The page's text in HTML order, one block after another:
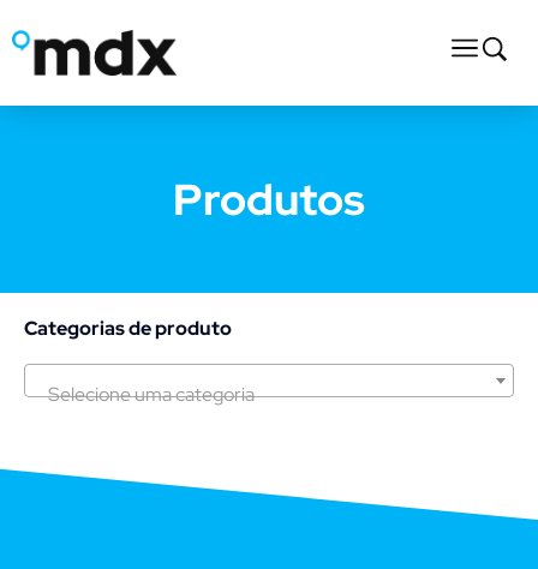
Produtos
Categorias de produto
Selecione uma categoria